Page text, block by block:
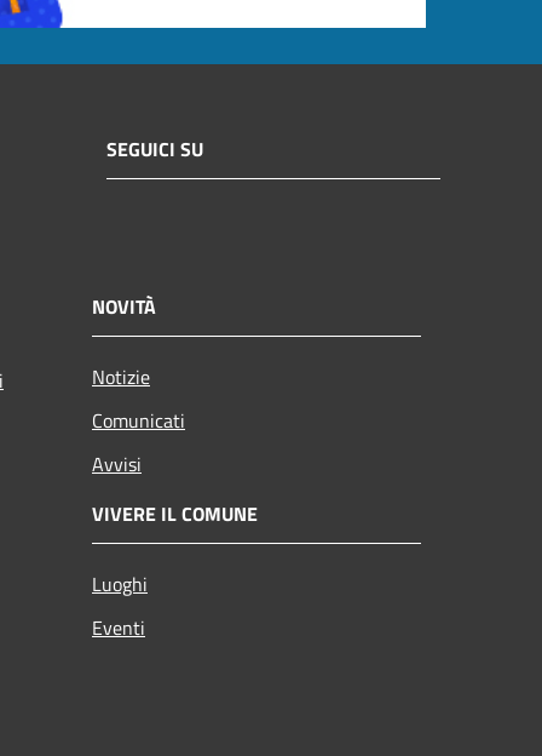
SEGUICI SU
NOVITÀ
Notizie
Comunicati
Avvisi
VIVERE IL COMUNE
Luoghi
Eventi